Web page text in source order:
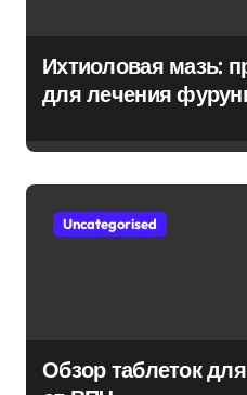
Ихтиоловая мазь:
для лечения
Uncategorised
Обзор таблеток